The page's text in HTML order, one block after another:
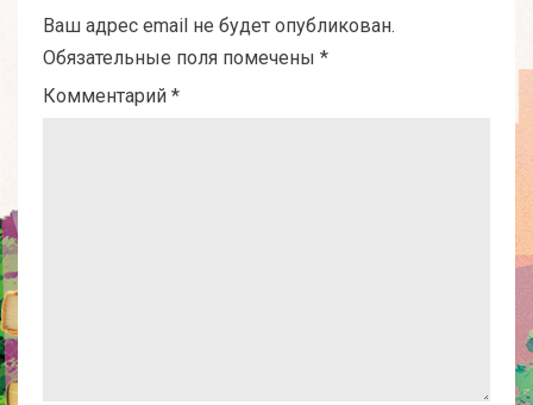
Ваш адрес email не будет опубликован.
Обязательные поля помечены *
Комментарий *